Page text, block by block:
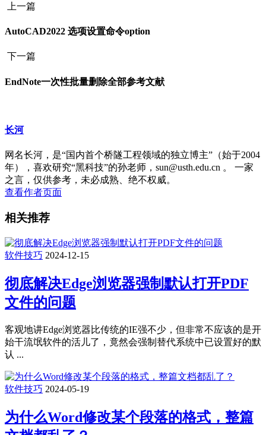
上一篇
AutoCAD2022 选项设置命令option
下一篇
EndNote一次性批量删除全部参考文献
长河
网名长河，是“国内首个桥隧工程领域的独立博主”（始于2004
年），喜欢研究“黑科技”的孙老师，sun@usth.edu.cn 。 一家
之言，仅供参考，未必成熟、绝不权威。
查看作者页面
相关推荐
软件技巧 2024-12-15
彻底解决Edge浏览器强制默认打开PDF
文件的问题
客观地讲Edge浏览器比传统的IE强不少，但非常不应该的是开
始干流氓软件的活儿了，竟然会强制替代系统中已设置好的默
认 ...
软件技巧 2024-05-19
为什么Word修改某个段落的格式，整篇